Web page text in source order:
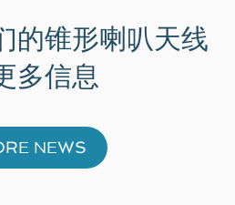
的锥形喇叭天线
多信息
NEWS